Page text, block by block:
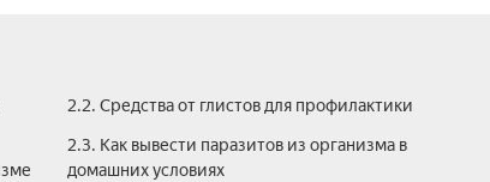
2.2. Средства от глистов для профилактики
2.3. Как вывести паразитов из организма в
домашних условиях